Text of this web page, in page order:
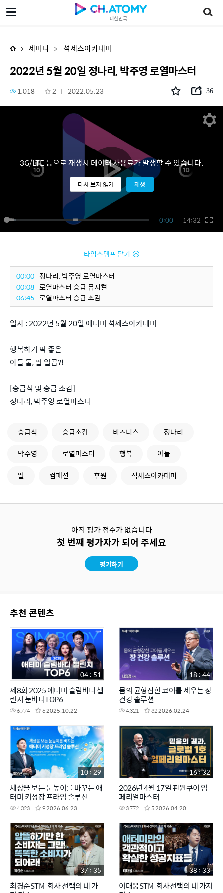
대한민국
2022년 5월 20일 정나리, 박주영 로열마스터
세미나 석세스아카데미
2022년 5월 20일 정나리, 박주영 로열마스터
1,018 2 2022.05.23 36
0:00 14:32
3G/LTE 등으로 재생시 데이터 사용료가 발생할 수 있습니다.
다시 보지 않기 재생
타임스탬프 닫기
00:00 정나리, 박주영 로열마스터
00:08 로열마스터 승급 뮤지컬
06:45 로열마스터 승급 소감
일자 : 2022년 5월 20일 애터미 석세스아카데미
행복하기 딱 좋은
아들 둘, 딸 일곱?!
[승급식 및 승급 소감]
정나리, 박주영 로열마스터
승급식 승급소감 비즈니스
정나리
박주영
로열마스터 행복
아들
딸
컴패션 후원 석세스아카데미
아직 평가 점수가 없습니다
첫 번째 평가자가 되어 주세요
평가하기
추천 콘텐츠
제8회 2025 애터미 슬림바디 챌
린지 눈바디TOP6
6,774 62025.10.22
04 : 51
몸의 균형잡힌 코어를 세우는 장
건강 솔루션
4,321 322026.02.24
18 : 44
세상을 보는 눈높이를 바꾸는 애
터미 키성장 프라임 솔루션
4,023 92026.06.23
10 : 29
2026년 4월 17일 판원쿠이 임
페리얼마스터
3,772 52026.04.20
16 : 32
최경순STM-회사 선택의 네 가
37 : 35
이대웅STM-회사선택의 네 가지
38 : 33